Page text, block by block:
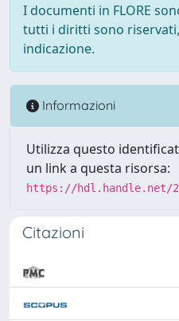
I documenti in FLORE
tutti i diritti sono
indicazione.
Informazioni
Utilizza questo
un link a questa risorsa:
https://hdl.handle.net/
Citazioni